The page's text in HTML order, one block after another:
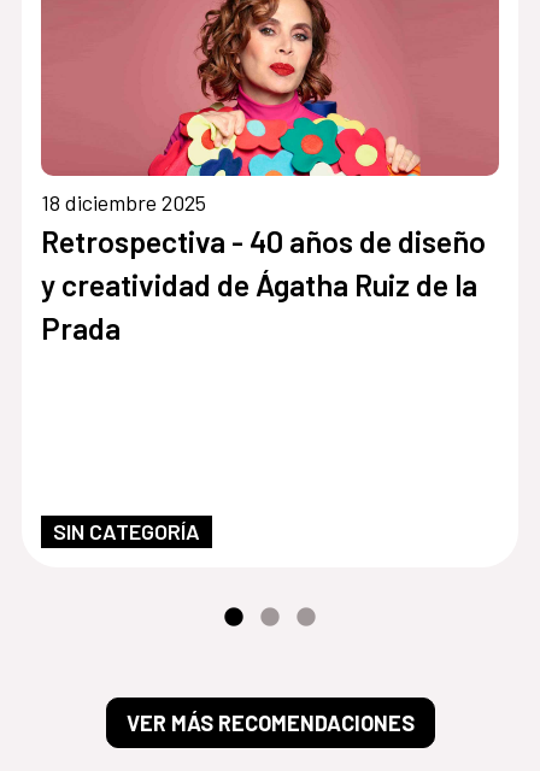
18 diciembre 2025
Retrospectiva - 40 años de diseño
y creatividad de Ágatha Ruiz de la
Prada
SIN CATEGORÍA
VER MÁS RECOMENDACIONES